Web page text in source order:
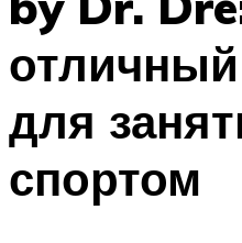
для
спортом